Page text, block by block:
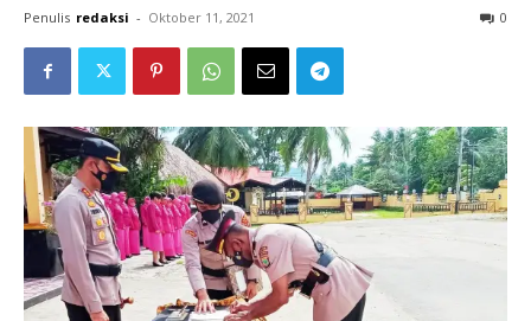
Penulis redaksi - Oktober 11, 2021 0